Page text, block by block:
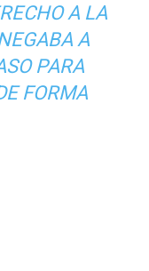
A LA
A
PARA
FORMA